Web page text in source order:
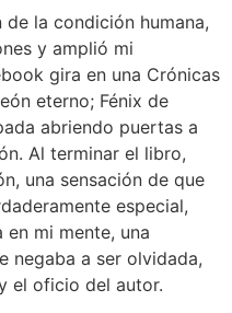
la condición humana,
y amplió mi
gira en una Crónicas
eterno; Fénix de
abriendo puertas a
Al terminar el libro,
una sensación de que
especial,
en mi mente, una
negaba a ser olvidada,
el oficio del autor.